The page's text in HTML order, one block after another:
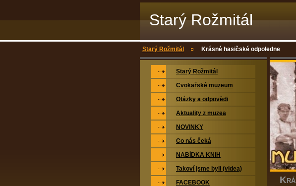
Starý Rožmitál
Starý Rožmitál Krásné hasičské odpoledne
K
Starý Rožmitál
Cvokařské muzeum
Otázky a odpovědi
Aktuality z muzea
NOVINKY
Co nás čeká
NABÍDKA KNIH
Takoví jsme byli (videa)
FACEBOOK